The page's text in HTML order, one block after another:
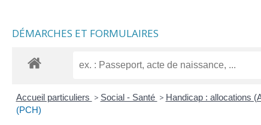
DÉMARCHES ET FORMULAIRES
Accueil particuliers > Social - Santé > Handicap : allocations
(PCH)